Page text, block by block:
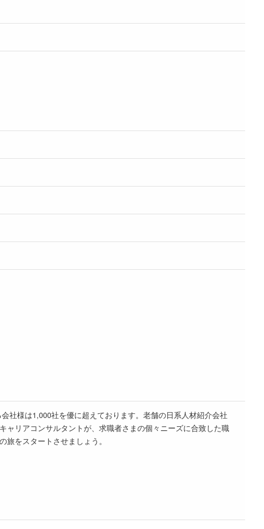
社様は1,000社を優に超えております。老舗の日系人材紹介会社
リアコンサルタントが、求職者さまの個々ニーズに合致した職
をスタートさせましょう。